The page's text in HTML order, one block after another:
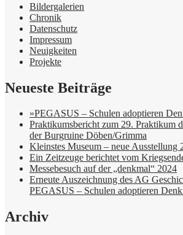
Bildergalerien
Chronik
Datenschutz
Impressum
Neuigkeiten
Projekte
Neueste Beiträge
»PEGASUS – Schulen adoptieren
Praktikumsbericht zum 29. Praktikum
der Burgruine Döben/Grimma
Kleinstes Museum – neue Ausstellung
Ein Zeitzeuge berichtet vom
Messebesuch auf der „denkmal“ 2024
Erneute Auszeichnung des AG
PEGASUS – Schulen adoptieren
Archiv